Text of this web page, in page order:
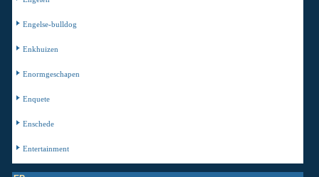
Engelse-bulldog
Enkhuizen
Enormgeschapen
Enquete
Enschede
Entertainment